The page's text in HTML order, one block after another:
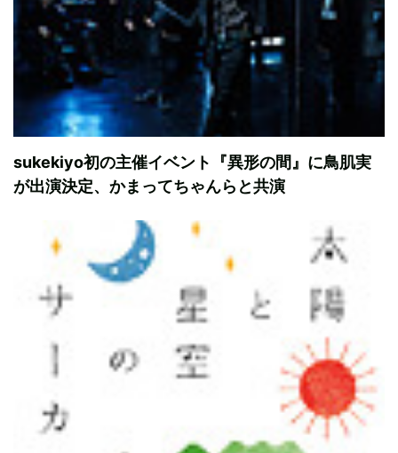
sukekiyo初の主催イベント『異形の間』に鳥肌実
が出演決定、かまってちゃんらと共演